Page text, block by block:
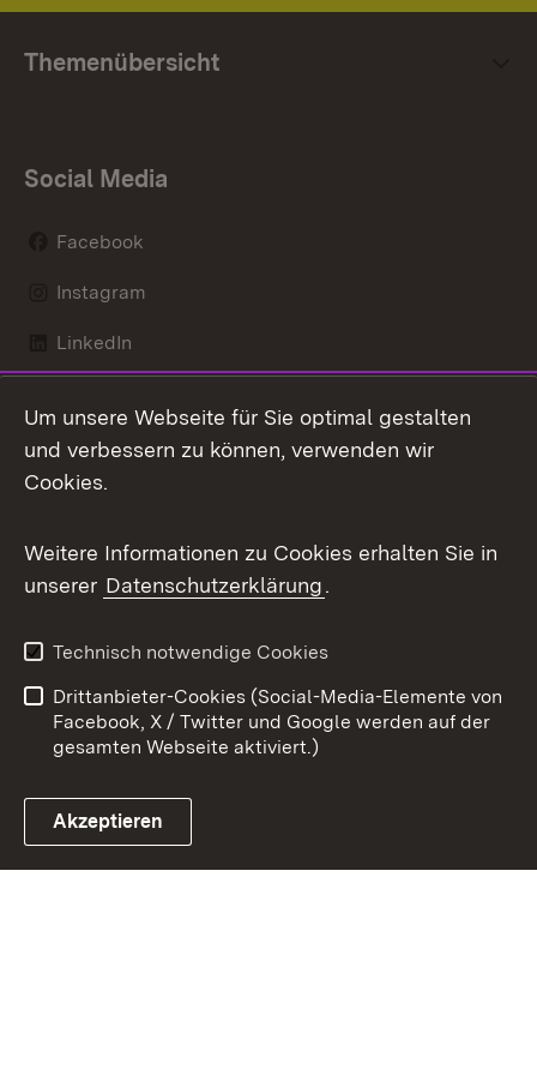
Themenübersicht
Social Media
Facebook
Instagram
LinkedIn
X / Twitter
Youtube
Link zum Landesportal
Kontakt
Datenschutz
Barrierefreiheit
Impressum
Cookies
Um unsere Webseite für Sie optimal gestalten
und verbessern zu können, verwenden wir
Cookies.
Weitere Informationen zu Cookies erhalten Sie in
unserer Datenschutzerklärung.
Technisch notwendige Cookies
Drittanbieter-Cookies (Social-Media-Elemente von
Facebook, X / Twitter und Google werden auf der
gesamten Webseite aktiviert.)
Akzeptieren